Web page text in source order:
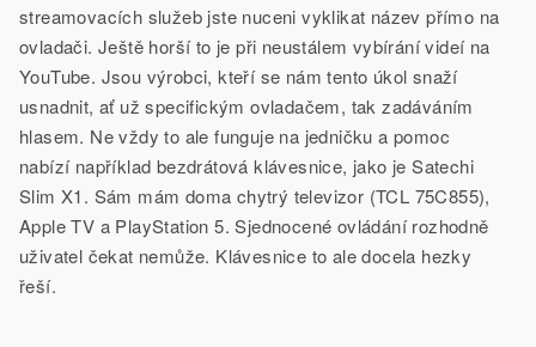
streamovacích služeb jste nuceni vyklikat název přímo na
ovladači. Ještě horší to je při neustálem vybírání videí na
YouTube. Jsou výrobci, kteří se nám tento úkol snaží
usnadnit, ať už specifickým ovladačem, tak zadáváním
hlasem. Ne vždy to ale funguje na jedničku a pomoc
nabízí například bezdrátová klávesnice, jako je Satechi
Slim X1. Sám mám doma chytrý televizor (TCL 75C855),
Apple TV a PlayStation 5. Sjednocené ovládání rozhodně
uživatel čekat nemůže. Klávesnice to ale docela hezky
řeší.